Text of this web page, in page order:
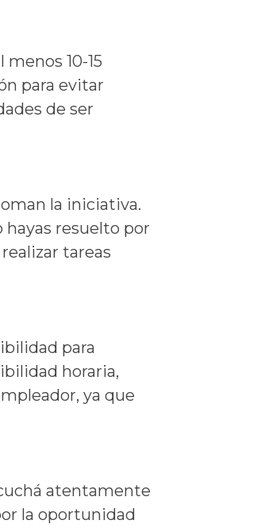
10-15
para evitar
de ser
la iniciativa.
resuelto por
tareas
para
horaria,
ya que
atentamente
la oportunidad